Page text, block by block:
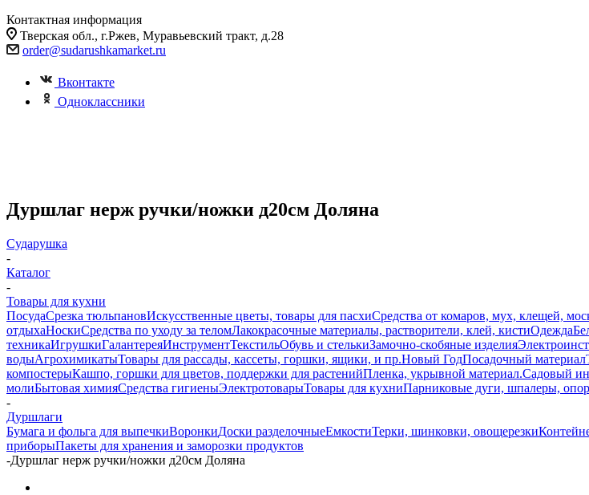
Контактная информация
Тверская обл., г.Ржев, Муравьевский тракт, д.28
order@sudarushkamarket.ru
Вконтакте
Одноклассники
Дуршлаг нерж ручки/ножки д20см Доляна
Сударушка
-
Каталог
-
Товары для кухни
ПосудаСрезка тюльпановИскусственные цветы, товары для пасхиСредства от комаров, мух, клещей,
отдыхаНоскиСредства по уходу за теломЛакокрасочные материалы, растворители, клей, кистиОдежда
техникаИгрушкиГалантереяИнструментТекстильОбувь и стелькиЗамочно-скобяные изделия
водыАгрохимикатыТовары для рассады, кассеты, горшки, ящики, и пр.Новый ГодПосадочный материал
компостерыКашпо, горшки для цветов, поддержки для растенийПленка, укрывной материал.Садовый
молиБытовая химияСредства гигиеныЭлектротоварыТовары для кухниПарниковые дуги, шпалеры,
-
Дуршлаги
Бумага и фольга для выпечкиВоронкиДоски разделочныеЕмкостиТерки, шинковки, овощерезки
приборыПакеты для хранения и заморозки продуктов
-Дуршлаг нерж ручки/ножки д20см Доляна